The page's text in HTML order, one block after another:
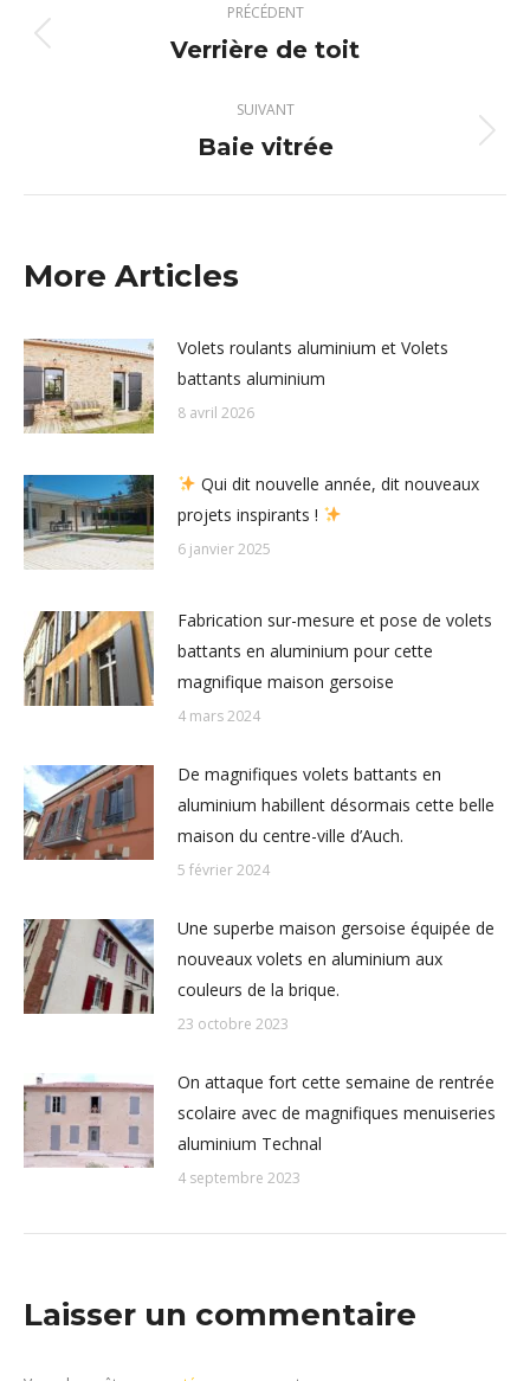
article
PRÉCÉDENT
Article
:
Verrière de toit
SUIVANT
Article
Baie vitrée
More Articles
Volets roulants aluminium et Volets
battants aluminium
8 avril 2026
Qui dit nouvelle année, dit nouveaux
projets inspirants !
6 janvier 2025
Fabrication sur-mesure et pose de volets
battants en aluminium pour cette
magnifique maison gersoise
4 mars 2024
De magnifiques volets battants en
aluminium habillent désormais cette belle
maison du centre-ville d’Auch.
5 février 2024
Une superbe maison gersoise équipée de
nouveaux volets en aluminium aux
couleurs de la brique.
23 octobre 2023
On attaque fort cette semaine de rentrée
scolaire avec de magnifiques menuiseries
aluminium Technal
4 septembre 2023
Laisser un commentaire